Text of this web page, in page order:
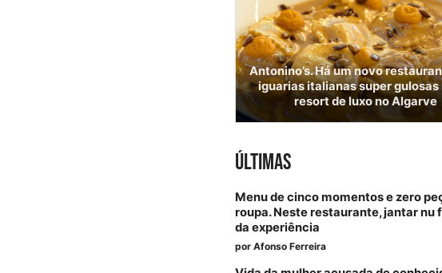
Antonino’s. Há um novo
iguarias italianas super gulosas
resort de luxo no Algarve
ÚLTIMAS
Menu de cinco momentos e zero
roupa. Neste restaurante, jantar nu
da experiência
por Afonso Ferreira